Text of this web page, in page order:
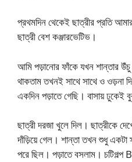
প্রথমদিন থেকেই ছাত্রীর প্রতি
ছাত্রী বেশ কঞ্জারভেটিভ।
আমি পড়ানোর ফাঁকে যখন শান্তার উঁচু
থাকতাম তখনই সাথে সাথে ও ওড়না
একদিন পড়াতে গেছি। বাসায় ঢুকেই
ছাত্রী দরজা খুলে দিল। ছাত্রীকে
দাঁড়িয়ে গেল। শান্তা তখন শুধু একটা
পরে ছিল। পড়াতে বসলাম।